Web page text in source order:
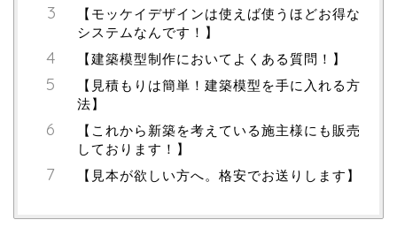
【モッケイデザインは使えば使うほどお得な
システムなんです！】
【建築模型制作においてよくある質問！】
【見積もりは簡単！建築模型を手に入れる方
法】
【これから新築を考えている施主様にも販売
しております！】
【見本が欲しい方へ。格安でお送りします】